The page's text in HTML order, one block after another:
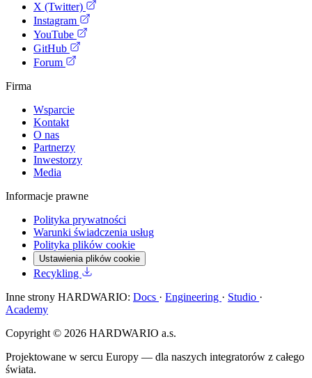
X (Twitter)
Instagram
YouTube
GitHub
Forum
Firma
Wsparcie
Kontakt
O nas
Partnerzy
Inwestorzy
Media
Informacje prawne
Polityka prywatności
Warunki świadczenia usług
Polityka plików cookie
Ustawienia plików cookie
Recykling
Inne strony HARDWARIO: Docs · Engineering · Studio ·
Academy
Copyright © 2026 HARDWARIO a.s.
Projektowane w sercu Europy — dla naszych integratorów z całego
świata.